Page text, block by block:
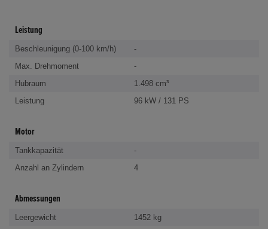
Leistung
Beschleunigung (0-100 km/h)
-
Max. Drehmoment
-
Hubraum
1.498 cm³
Leistung
96 kW / 131 PS
Motor
Tankkapazität
-
Anzahl an Zylindern
4
Abmessungen
Leergewicht
1452 kg